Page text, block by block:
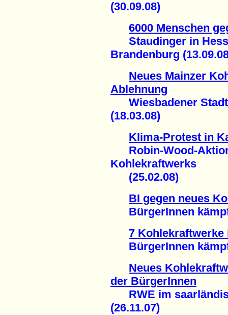
(30.09.08)
6000 Menschen
Staudinger in
Brandenburg
Neues Mainzer
Ablehnung
Wiesbadener
(18.03.08)
Klima-Protest in
Robin-Wood-Aktion
Kohlekraftwerks
(25.02.08)
BI gegen neues
BürgerInnen
7 Kohlekraftwerke
BürgerInnen
Neues
der BürgerInnen
RWE im
(26.11.07)